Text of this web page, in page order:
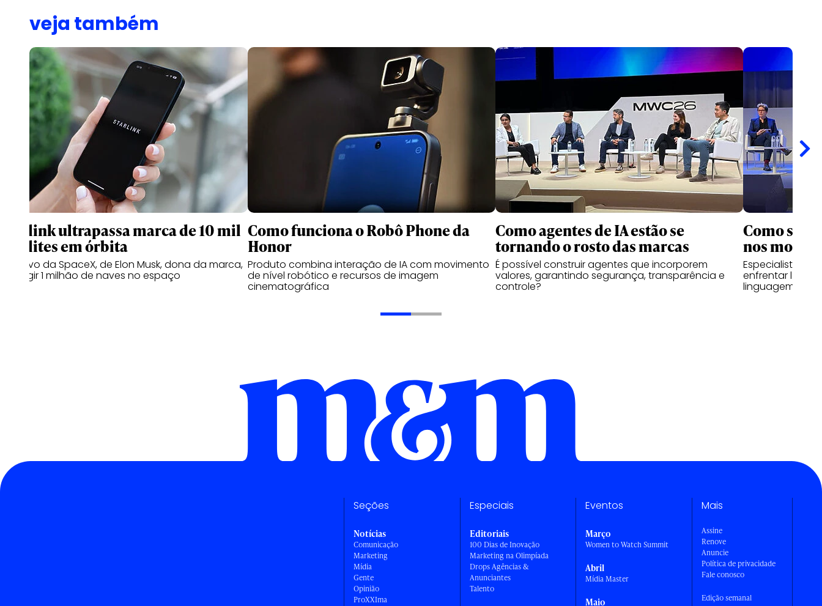
veja também
Starlink ultrapassa marca de 10 mil
satélites em órbita
Objetivo da SpaceX, de Elon Musk, dona da marca,
é atingir 1 milhão de naves no espaço
Como funciona o Robô Phone da
Honor
Produto combina interação de IA com movimento
de nível robótico e recursos de imagem
cinematográfica
Como agentes de IA estão se
tornando o rosto das marcas
É possível construir agentes que incorporem
valores, garantindo segurança, transparência e
controle?
Como
nos
Especialistas
enfrentar
linguagem de IA
Seções
Notícias
Comunicação
Marketing
Mídia
Gente
Opinião
ProXXIma
Especiais
Editoriais
100 Dias de Inovação
Marketing na Olimpíada
Drops Agências &
Anunciantes
Talento
Eventos
Março
Women to Watch Summit
Abril
Mídia Master
Maio
Mais
Assine
Renove
Anuncie
Política de privacidade
Fale conosco
Edição semanal